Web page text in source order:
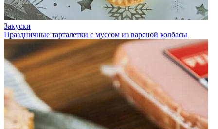
Закуски
Праздничные тарталетки с муссом из вареной колбасы